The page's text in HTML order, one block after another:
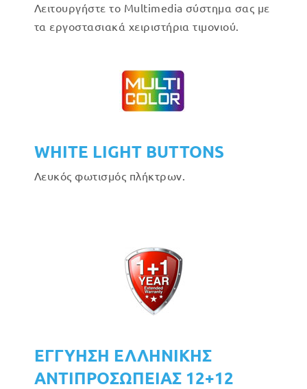
Λειτουργήστε το Multimedia σύστημα σας με
τα εργοστασιακά χειριστήρια τιμονιού.
WHITE LIGHT BUTTONS
Λευκός φωτισμός πλήκτρων.
ΕΓΓΥΗΣΗ ΕΛΛΗΝΙΚΗΣ
ΑΝΤΙΠΡΟΣΩΠΕΙΑΣ 12+12